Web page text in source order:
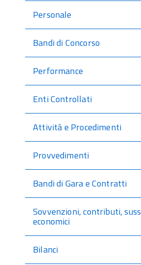
Personale
Bandi di Concorso
Performance
Enti Controllati
Attività e Procedimenti
Provvedimenti
Bandi di Gara e Contratti
Sovvenzioni, contributi,
economici
Bilanci